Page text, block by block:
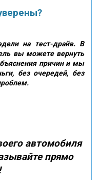
на тест-драйв. В
вы можете вернуть
причин и мы
без очередей, без
автомобиля
прямо